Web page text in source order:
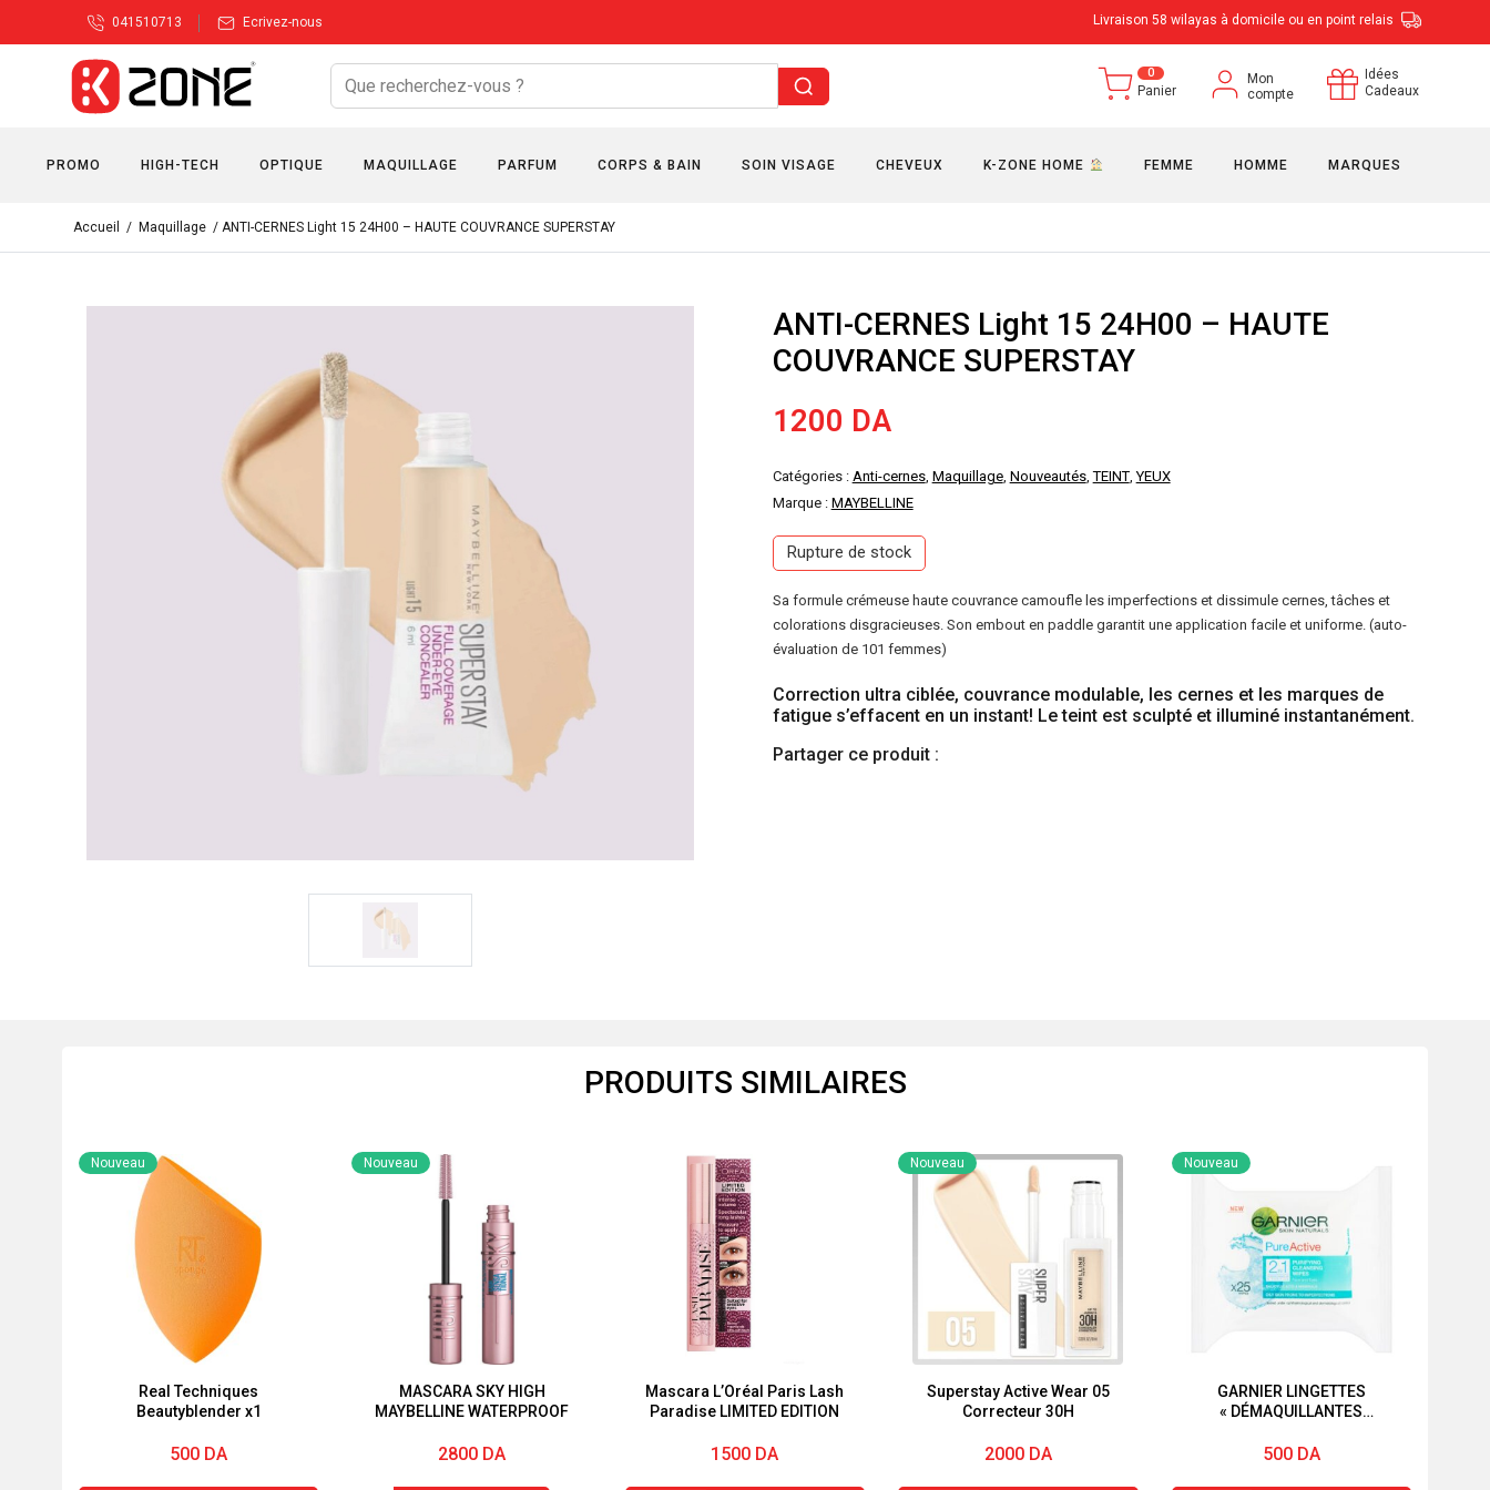
041510713 Ecrivez-nous Livraison 58 wilayas à domicile ou en point relais
0
Panier
Mon
compte
Idées
Cadeaux
PROMO HIGH-TECH OPTIQUE MAQUILLAGE PARFUM CORPS & BAIN SOIN VISAGE CHEVEUX K-ZONE HOME FEMME HOMME MARQUES
Accueil / Maquillage / ANTI-CERNES Light 15 24H00 – HAUTE COUVRANCE SUPERSTAY
ANTI-CERNES Light 15 24H00 – HAUTE
COUVRANCE SUPERSTAY
1200 DA
Catégories : Anti-cernes, Maquillage, Nouveautés,TEINT,YEUX
Marque : MAYBELLINE
Rupture de stock
Sa formule crémeuse haute couvrance camoufle les imperfections et dissimule cernes, tâches et
colorations disgracieuses. Son embout en paddle garantit une application facile et uniforme. (auto-
évaluation de 101 femmes)
Correction ultra ciblée, couvrance modulable, les cernes et les marques de
fatigue s’effacent en un instant! Le teint est sculpté et illuminé instantanément.
Partager ce produit :
PRODUITS SIMILAIRES
Real Techniques
Beautyblender x1
Nouveau
500 DA
MASCARA SKY HIGH
MAYBELLINE WATERPROOF
Nouveau
2800 DA
Mascara L’Oréal Paris Lash
Paradise LIMITED EDITION
1500 DA
Superstay Active Wear 05
Correcteur 30H
Nouveau
2000 DA
GARNIER LINGETTES
« DÉMAQUILLANTES
« PUREACTIVE » « 2EN1 »
Nouveau
500 DA